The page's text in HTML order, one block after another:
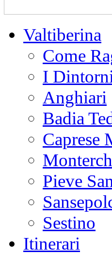
Valtiberina
Come
I
Anghiari
Badia
Caprese
Pieve
Sestino
Itinerari